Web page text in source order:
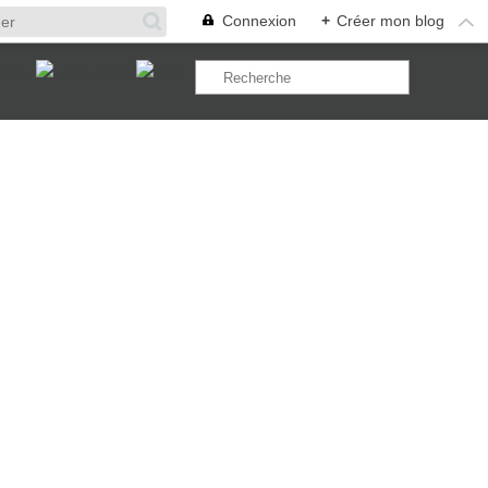
Connexion + Créer mon blog